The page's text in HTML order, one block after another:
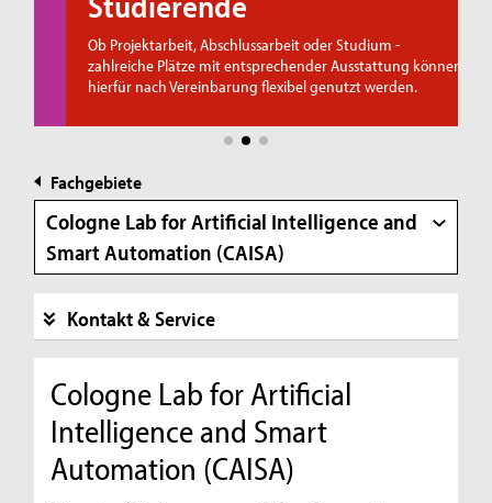
Ob Projektarbeit, Abschlussarbeit oder Studium -
zahlreiche Plätze mit entsprechender Ausstattung können
hierfür nach Vereinbarung flexibel genutzt werden.
Fachgebiete
Cologne Lab for Artificial Intelligence and
Smart Automation (CAISA)
Kontakt & Service
Cologne Lab for Artificial
Intelligence and Smart
Automation (CAISA)